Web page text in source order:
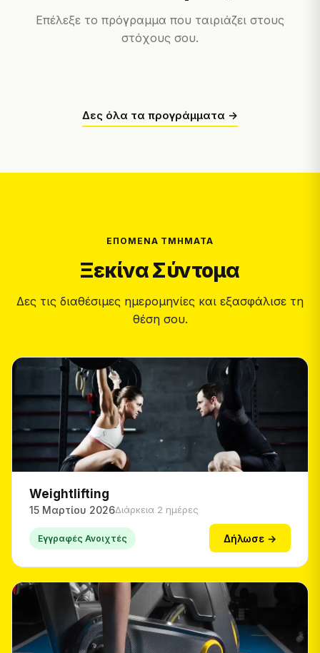
Επέλεξε το πρόγραμμα που ταιριάζει στους
στόχους σου.
Δες όλα τα προγράμματα →
ΕΠΌΜΕΝΑ ΤΜΉΜΑΤΑ
Ξεκίνα Σύντομα
Δες τις διαθέσιμες ημερομηνίες και εξασφάλισε τη
θέση σου.
Weightlifting
15 Μαρτίου 2026Διάρκεια 2 ημέρες
Εγγραφές Ανοιχτές Δήλωσε →